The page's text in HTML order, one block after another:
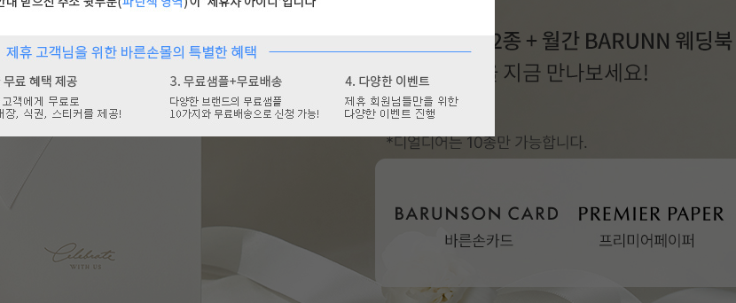
1:1고객상담, 문자메세지상담:09:00 ~ 18:00
평일(월~금) : 09:00 ~ 18:00